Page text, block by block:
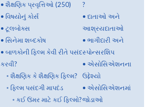
• શૈક્ષણિક પ્રવૃત્તિઓ (250)
• વિષયોનું કોર્સ
• ટૂલબોક્સ
• સિનેમા શબ્દકોષ
• બાળકોની ફિલ્મ કેવી રીતે પસંદ
કરવી?
◦ શૈક્ષણિક કે શૈક્ષણિક ફિલ્મ?
◦ ફિલ્મ પસંદગી માપદંડ
◦ કઈ ઉંમર માટે કઈ ફિલ્મો?
?
•દાતાઓ અને
આશ્રયદાતાઓ
•ભાગીદારી અને
સ્પોન્સરશિપ
•એસોસિએશનના
ઉદ્દેશ્યો
•એસોસિએશનમાં
જોડાઓ